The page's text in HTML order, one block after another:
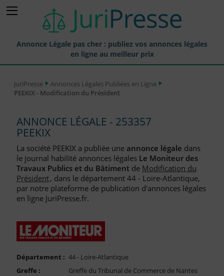
Annonce Légale pas cher : publiez vos annonces légales
en ligne au meilleur prix
Annonces Légales Publiées
Journaux Habilités (JAL) Annonces Légales
Départements pour la Publication d'Annonces Légales
Liste des Greffes
Liste des CCI
Compte PRO
JuriPresse
Annonces Légales Publiées en Ligne
PEEKIX - Modification du Président
ANNONCE LÉGALE - 253357
PEEKIX
La société PEEKIX a publiée une annonce légale dans
le journal habilité annonces légales Le Moniteur des
Travaux Publics et du Bâtimentde Modification du
Président, dans le département 44 - Loire-Atlantique,
par notre plateforme de publication d'annonces légales
en ligne JuriPresse.fr.
Département : 44 - Loire-Atlantique
Greffe :
Greffe du Tribunal de Commerce de Nantes